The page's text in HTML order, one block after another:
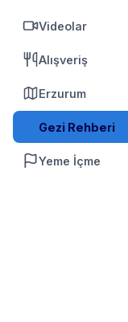
Videolar
Alışveriş
Erzurum
Gezi Rehberi
Yeme İçme